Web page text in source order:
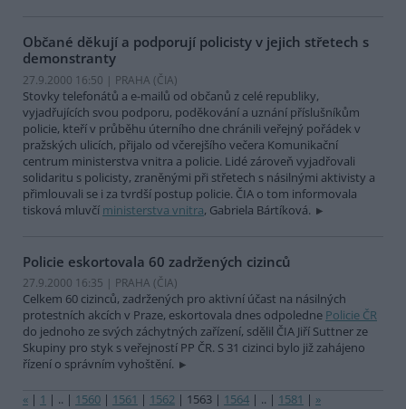
Občané děkují a podporují policisty v jejich střetech s
demonstranty
27.9.2000 16:50 | PRAHA (ČIA)
Stovky telefonátů a e-mailů od občanů z celé republiky,
vyjadřujících svou podporu, poděkování a uznání příslušníkům
policie, kteří v průběhu úterního dne chránili veřejný pořádek v
pražských ulicích, přijalo od včerejšího večera Komunikační
centrum ministerstva vnitra a policie. Lidé zároveň vyjadřovali
solidaritu s policisty, zraněnými při střetech s násilnými aktivisty a
přimlouvali se i za tvrdší postup policie. ČIA o tom informovala
tisková mluvčí ministerstva vnitra, Gabriela Bártíková.
Policie eskortovala 60 zadržených cizinců
27.9.2000 16:35 | PRAHA (ČIA)
Celkem 60 cizinců, zadržených pro aktivní účast na násilných
protestních akcích v Praze, eskortovala dnes odpoledne Policie ČR
do jednoho ze svých záchytných zařízení, sdělil ČIA Jiří Suttner ze
Skupiny pro styk s veřejností PP ČR. S 31 cizinci bylo již zahájeno
řízení o správním vyhoštění.
« | 1 | .. | 1560 | 1561 | 1562 | 1563 | 1564 | .. | 1581 | »